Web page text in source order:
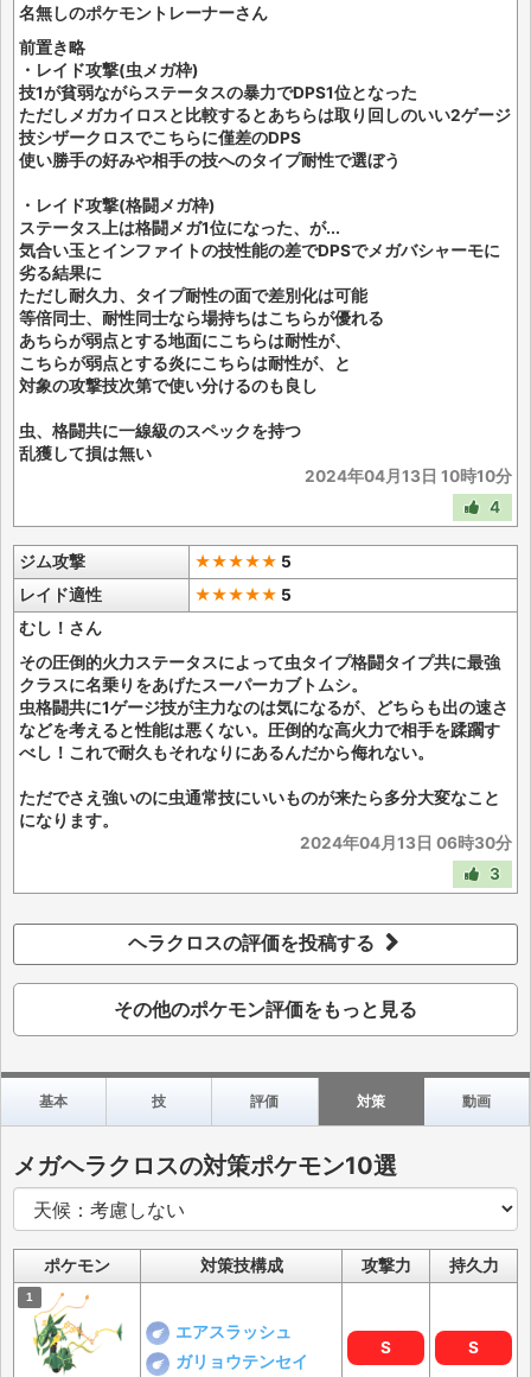
名無しのポケモントレーナーさん
前置き略
・レイド攻撃(虫メガ枠)
技1が貧弱ながらステータスの暴力でDPS1位となった
ただしメガカイロスと比較するとあちらは取り回しのいい2ゲージ
技シザークロスでこちらに僅差のDPS
使い勝手の好みや相手の技へのタイプ耐性で選ぼう
・レイド攻撃(格闘メガ枠)
ステータス上は格闘メガ1位になった、が...
気合い玉とインファイトの技性能の差でDPSでメガバシャーモに
劣る結果に
ただし耐久力、タイプ耐性の面で差別化は可能
等倍同士、耐性同士なら場持ちはこちらが優れる
あちらが弱点とする地面にこちらは耐性が、
こちらが弱点とする炎にこちらは耐性が、と
対象の攻撃技次第で使い分けるのも良し
虫、格闘共に一線級のスペックを持つ
乱獲して損は無い
2024年04月13日 10時10分
4
ジム攻撃 ★★★★★ 5
レイド適性
★★★★★ 5
むし！さん
その圧倒的火力ステータスによって虫タイプ格闘タイプ共に最強
クラスに名乗りをあげたスーパーカブトムシ。
虫格闘共に1ゲージ技が主力なのは気になるが、どちらも出の速さ
などを考えると性能は悪くない。圧倒的な高火力で相手を蹂躙す
べし！これで耐久もそれなりにあるんだから侮れない。
ただでさえ強いのに虫通常技にいいものが来たら多分大変なこと
になります。
2024年04月13日 06時30分
3
ヘラクロスの評価を投稿する
その他のポケモン評価をもっと見る
基本 技 評価 対策 動画
メガヘラクロスの対策ポケモン10選
ポケモン 対策技構成 攻撃力 持久力
エアスラッシュ
ガリョウテンセイ
S S